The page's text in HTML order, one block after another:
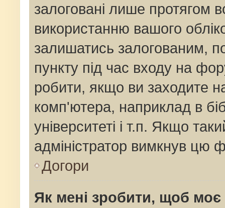
залоговані лише протягом
використанню вашого
залишатись залогованим,
пункту під час входу на
робити, якщо ви заходите
комп'ютера, наприклад в
університеті і т.п. Якщо
адміністратор вимкнув цю
Догори
Як мені зробити, щоб моє